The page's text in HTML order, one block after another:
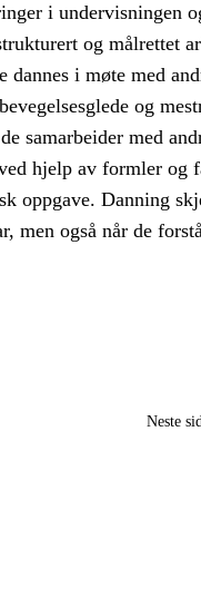
i undervisningen
og målrettet
i møte med
og
samarbeider med
hjelp av formler og
oppgave. Danning
men også når de
Neste